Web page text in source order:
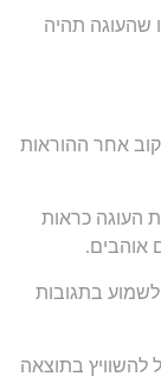
שהעוגה תהיה
אחר ההוראות
העוגה כראות
אוהבים.
בתגובות
להשוויץ בתוצאה